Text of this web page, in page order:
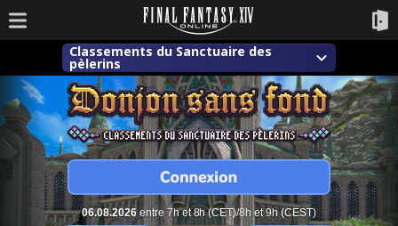
Classements du Sanctuaire des
pèlerins
06.08.2026entre 7h et 8h (CET)/8h et 9h (CEST)